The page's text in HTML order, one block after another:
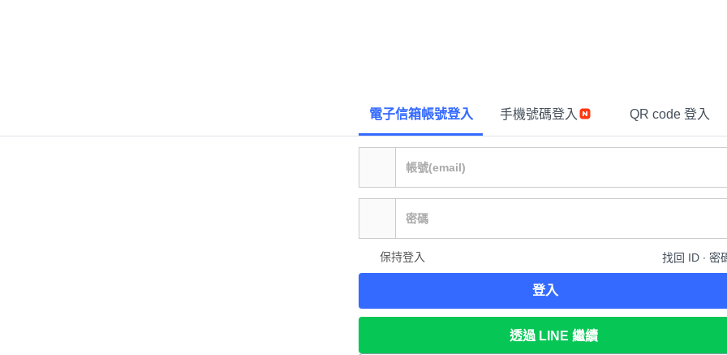
電子信箱帳號登入 手機號碼登入 QR code 登入
保持登入 找回 ID ∙ 密
登入
透過 LINE 繼續